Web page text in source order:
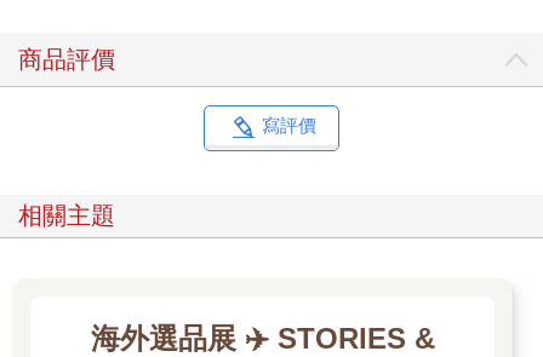
商品評價
寫評價
相關主題
海外選品展 ✈️ STORIES &